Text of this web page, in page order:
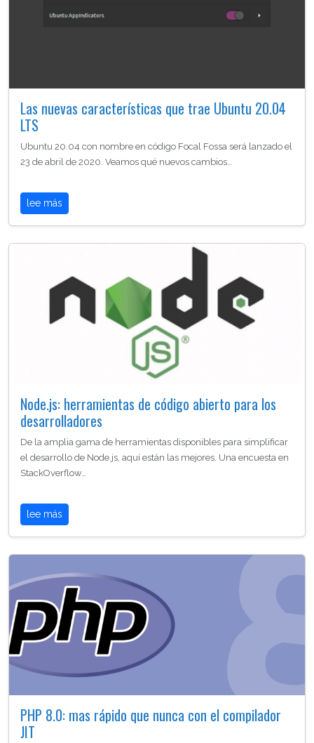
Las nuevas características que trae Ubuntu 20.04
LTS
Ubuntu 20.04 con nombre en código Focal Fossa será lanzado el
23 de abril de 2020. Veamos qué nuevos cambios…
lee más
Node.js: herramientas de código abierto para los
desarrolladores
De la amplia gama de herramientas disponibles para simplificar
el desarrollo de Node.js, aquí están las mejores. Una encuesta en
StackOverflow…
lee más
PHP 8.0: mas rápido que nunca con el compilador
JIT